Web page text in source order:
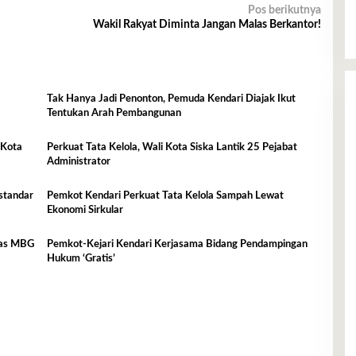
Pos berikutnya
Wakil Rakyat Diminta Jangan Malas Berkantor!
Tak Hanya Jadi Penonton, Pemuda Kendari Diajak Ikut
Tentukan Arah Pembangunan
Perkuat Tata Kelola, Wali Kota Siska Lantik 25 Pejabat
Administrator
Pemkot Kendari Perkuat Tata Kelola Sampah Lewat
Ekonomi Sirkular
MBG
Pemkot-Kejari Kendari Kerjasama Bidang Pendampingan
Hukum ‘Gratis’